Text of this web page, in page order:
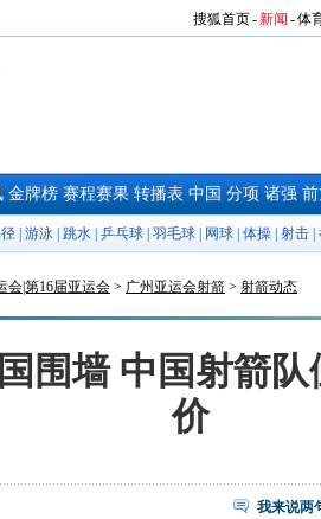
搜狐首页-新闻 -体
金牌榜 赛程赛果 转播表 中国 分项 诸强
游泳 跳水 乒乓球 羽毛球 网球 体操 射击
会|第16届亚运会 > 广州亚运会射箭 > 射箭动态
围墙 中国射箭
价
我来说两